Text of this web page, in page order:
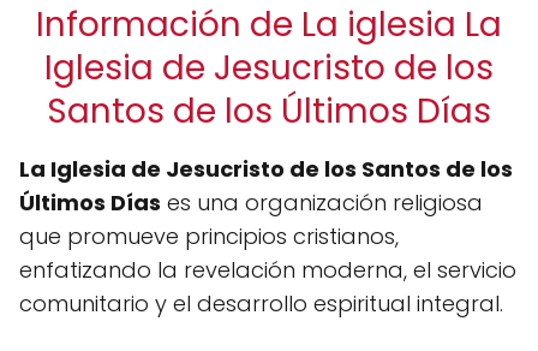
Información de La iglesia La
Iglesia de Jesucristo de los
Santos de los Últimos Días
La Iglesia de Jesucristo de los Santos de los
Últimos Días es una organización religiosa
que promueve principios cristianos,
enfatizando la revelación moderna, el servicio
comunitario y el desarrollo espiritual integral.